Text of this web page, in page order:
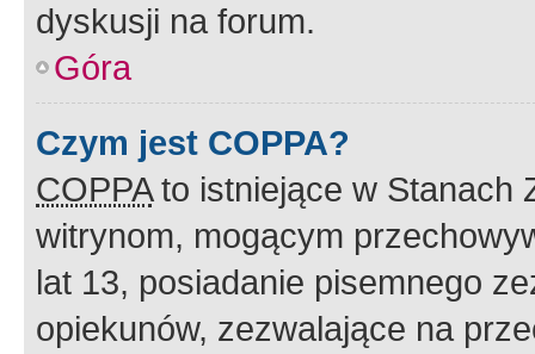
dyskusji na forum.
Góra
Czym jest COPPA?
COPPAto istniejące w Stanach
witrynom, mogącym
lat 13, posiadanie pisemnego
opiekunów, zezwalające na